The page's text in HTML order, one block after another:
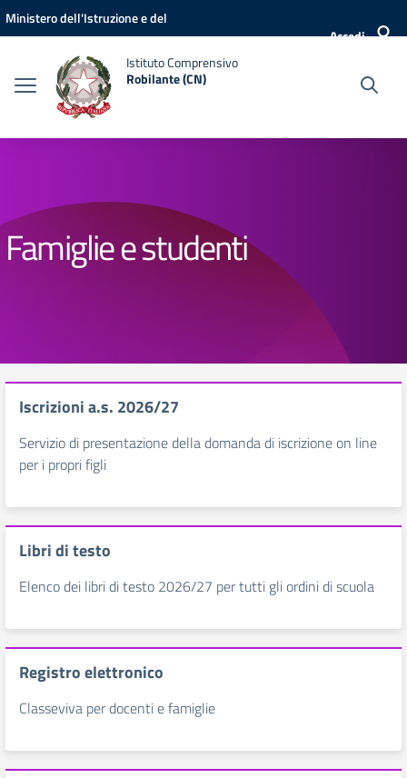
Vai ai contenuti
Vai al menu di navigazione
Vai al footer
Ministero dell'Istruzione e del
Accedi
Istituto Comprensivo
Robilante (CN)
Famiglie e studenti
Iscrizioni a.s. 2026/27
Servizio di presentazione della domanda di iscrizione on line
per i propri figli
Libri di testo
Elenco dei libri di testo 2026/27 per tutti gli ordini di scuola
Registro elettronico
Classeviva per docenti e famiglie